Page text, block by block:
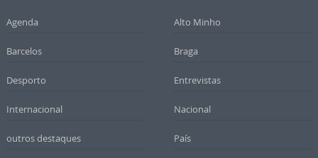
Agenda Alto Minho
Barcelos Braga
Desporto Entrevistas
Internacional Nacional
outros destaques País